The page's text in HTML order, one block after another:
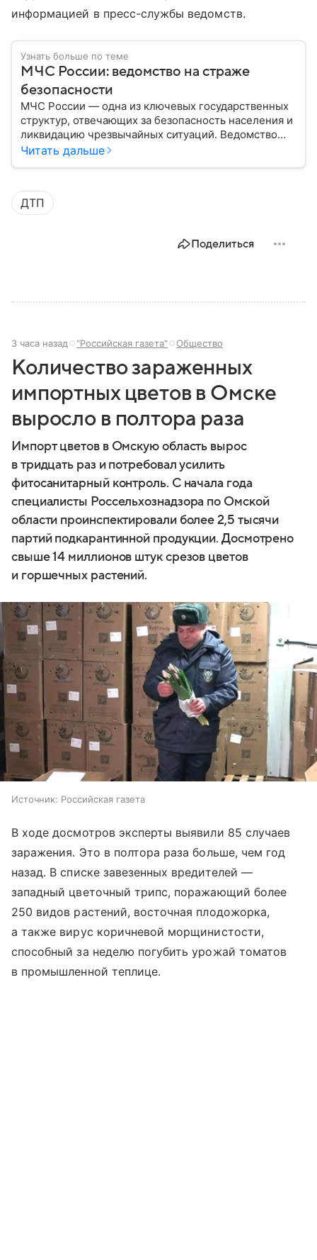
информацией в пресс-службы ведомств.
Узнать больше по теме
МЧС России: ведомство на страже
безопасности
МЧС России — одна из ключевых государственных
структур, отвечающих за безопасность населения и
ликвидацию чрезвычайных ситуаций. Ведомство
играет важную роль в защите граждан от
представляет собой МЧС, как оно устроено, какие
задачи выполняет и какую роль играет в
Читать дальше
ДТП
Поделиться
3 часа назад "Российская газета" Общество
Количество зараженных
импортных цветов в Омске
выросло в полтора раза
Импорт цветов в Омскую область вырос
в тридцать раз и потребовал усилить
фитосанитарный контроль. С начала года
специалисты Россельхознадзора по Омской
области проинспектировали более 2,5 тысячи
партий подкарантинной продукции. Досмотрено
свыше 14 миллионов штук срезов цветов
и горшечных растений.
Источник: Российская газета
В ходе досмотров эксперты выявили 85 случаев
заражения. Это в полтора раза больше, чем год
назад. В списке завезенных вредителей —
западный цветочный трипс, поражающий более
250 видов растений, восточная плодожорка,
а также вирус коричневой морщинистости,
способный за неделю погубить урожай томатов
в промышленной теплице.